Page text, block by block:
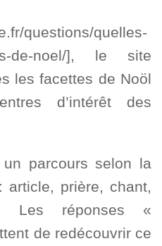
questions/quelles-
de-noel/], le site
les facettes de Noöl
d’intérêt des
parcours selon la
prière, chant,
Les réponses «
de redécouvrir ce